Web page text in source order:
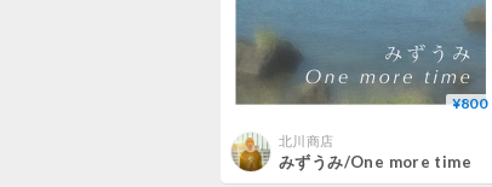
¥800
北川商店
みずうみ/One more time